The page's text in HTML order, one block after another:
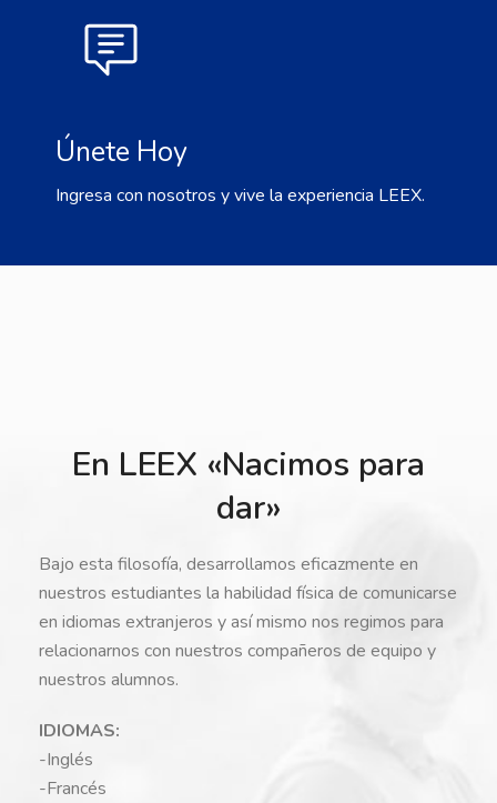
Únete Hoy
Ingresa con nosotros y vive la experiencia LEEX.
En LEEX «Nacimos para
dar»
Bajo esta filosofía, desarrollamos eficazmente en
nuestros estudiantes la habilidad física de comunicarse
en idiomas extranjeros y así mismo nos regimos para
relacionarnos con nuestros compañeros de equipo y
nuestros alumnos.
IDIOMAS:
-Inglés
-Francés